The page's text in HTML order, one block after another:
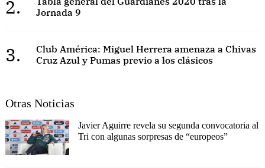
2.
Jornada 9
3.
Club América: Miguel Herrera amenaza a Chivas
Cruz Azul y Pumas previo a los clásicos
Otras Noticias
Javier Aguirre revela su segunda convocatoria al
Tri con algunas sorpresas de “europeos”